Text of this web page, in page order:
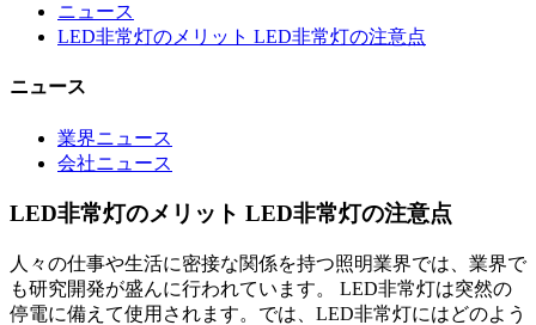
ニュース
LED非常灯のメリット LED非常灯の注意点
ニュース
業界ニュース
会社ニュース
LED非常灯のメリット LED非常灯の注意点
人々の仕事や生活に密接な関係を持つ照明業界では、業界で
も研究開発が盛んに行われています。 LED非常灯は突然の
停電に備えて使用されます。では、LED非常灯にはどのよう